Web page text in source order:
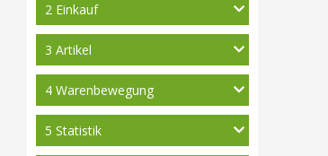
2 Einkauf
3 Artikel
4 Warenbewegung
5 Statistik